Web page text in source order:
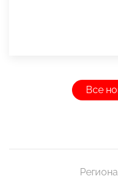
Все